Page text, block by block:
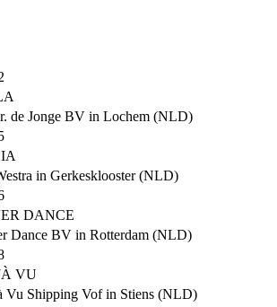
de Jonge BV in Lochem (NLD)
in Gerkesklooster (NLD)
DANCE
Dance BV in Rotterdam (NLD)
VU
Vu Shipping Vof in Stiens (NLD)